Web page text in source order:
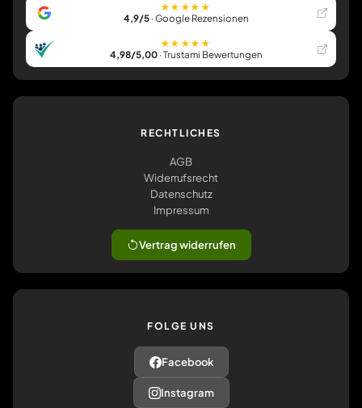
★★★★★
4,9/5· Google Rezensionen
★★★★★
4,98/5,00· Trustami Bewertungen
RECHTLICHES
AGB
Widerrufsrecht
Datenschutz
Impressum
Vertrag widerrufen
FOLGE UNS
Facebook
Instagram